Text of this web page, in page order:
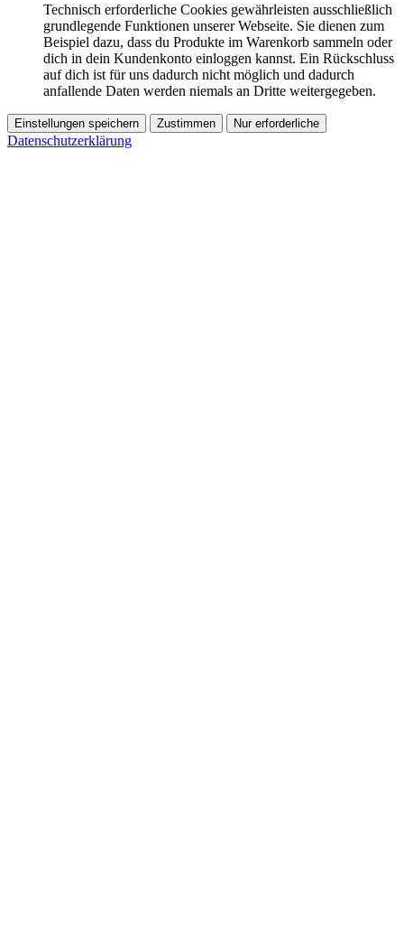
Technisch erforderliche Cookies gewährleisten ausschließlich
grundlegende Funktionen unserer Webseite. Sie dienen zum
Beispiel dazu, dass du Produkte im Warenkorb sammeln oder
dich in dein Kundenkonto einloggen kannst. Ein Rückschluss
auf dich ist für uns dadurch nicht möglich und dadurch
anfallende Daten werden niemals an Dritte weitergegeben.
Einstellungen speichern Zustimmen Nur erforderliche
Datenschutzerklärung